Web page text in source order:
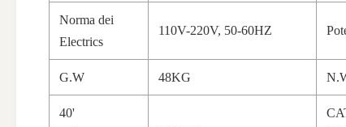
Norma dei
Electrics
110V-220V, 50-60HZ
G.W 48KG
40'